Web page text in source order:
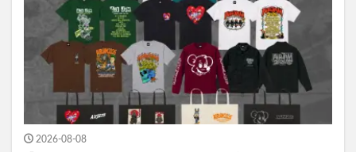
2026-08-08